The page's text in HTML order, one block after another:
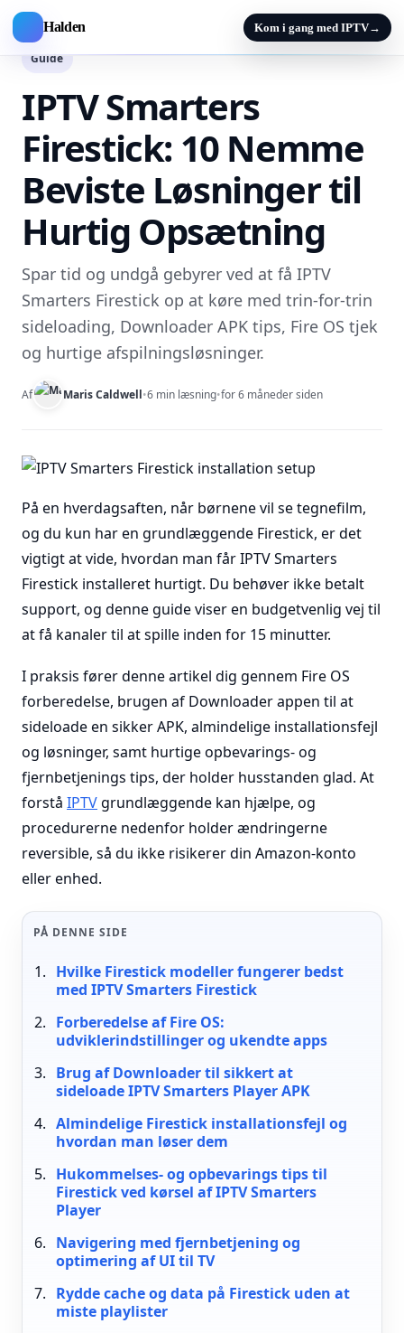
Halden Kom i gang med IPTV→
Guide
IPTV Smarters
Firestick: 10 Nemme
Beviste Løsninger til
Hurtig Opsætning
Spar tid og undgå gebyrer ved at få IPTV
Smarters Firestick op at køre med trin-for-trin
sideloading, Downloader APK tips, Fire OS tjek
og hurtige afspilningsløsninger.
Af Maris Caldwell•6 min læsning•for 6 måneder siden
På en hverdagsaften, når børnene vil se tegnefilm,
og du kun har en grundlæggende Firestick, er det
vigtigt at vide, hvordan man får IPTV Smarters
Firestick installeret hurtigt. Du behøver ikke betalt
support, og denne guide viser en budgetvenlig vej til
at få kanaler til at spille inden for 15 minutter.
I praksis fører denne artikel dig gennem Fire OS
forberedelse, brugen af Downloader appen til at
sideloade en sikker APK, almindelige installationsfejl
og løsninger, samt hurtige opbevarings- og
fjernbetjenings tips, der holder husstanden glad. At
forstå IPTV grundlæggende kan hjælpe, og
procedurerne nedenfor holder ændringerne
reversible, så du ikke risikerer din Amazon-konto
eller enhed.
PÅ DENNE SIDE
Hvilke Firestick modeller fungerer bedst
med IPTV Smarters Firestick
Forberedelse af Fire OS:
udviklerindstillinger og ukendte apps
Brug af Downloader til sikkert at
sideloade IPTV Smarters Player APK
Almindelige Firestick installationsfejl og
hvordan man løser dem
Hukommelses- og opbevarings tips til
Firestick ved kørsel af IPTV Smarters
Player
Navigering med fjernbetjening og
optimering af UI til TV
Rydde cache og data på Firestick uden at
miste playlister